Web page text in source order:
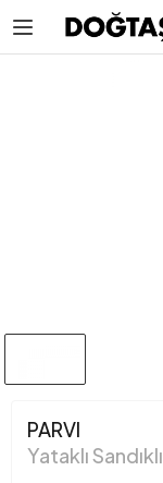
PARVI
Yataklı